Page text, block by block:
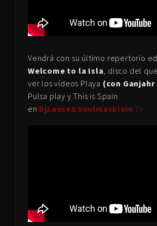
Vendrá con su último repertorio
Welcome to la Isla , disco del
ver los vídeos Playa (con Ganjahr
Pulsa play y This is Spain
en DjLaese&Soulmacklein Tv.